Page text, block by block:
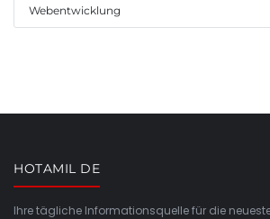
Webentwicklung
HOTAMIL DE
Ihre tägliche Informationsquelle für die